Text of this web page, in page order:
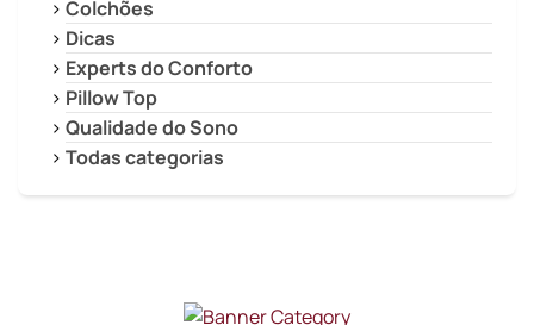
Colchões
Dicas
Experts do Conforto
Pillow Top
Qualidade do Sono
Todas categorias